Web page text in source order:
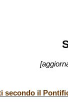
secondo il